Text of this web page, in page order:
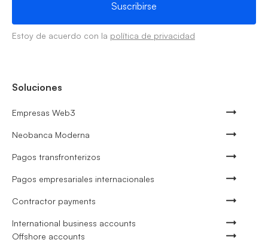
Estoy de acuerdo con la política de privacidad
Soluciones
Empresas Web3
Neobanca Moderna
Pagos transfronterizos
Pagos empresariales internacionales
Contractor payments
International business accounts
Offshore accounts